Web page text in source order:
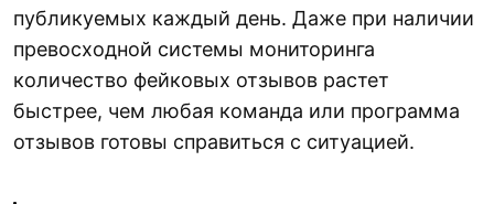
публикуемых каждый день. Даже при наличии
превосходной системы мониторинга
количество фейковых отзывов растет
быстрее, чем любая команда или программа
отзывов готовы справиться с ситуацией.